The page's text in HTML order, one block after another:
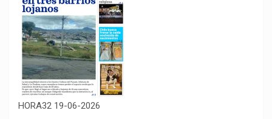
HORA32 19-06-2026